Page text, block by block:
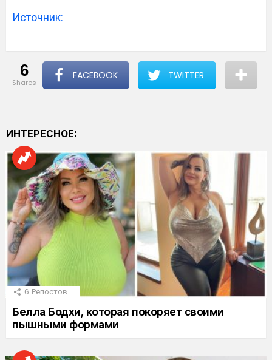
Источник:
6
shares
FACEBOOK TWITTER
ИНТЕРЕСНОЕ:
6 Репостов
Белла Бодхи, которая покоряет своими
пышными формами